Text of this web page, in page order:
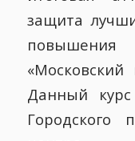
защита
«Московский
Данный
Городского